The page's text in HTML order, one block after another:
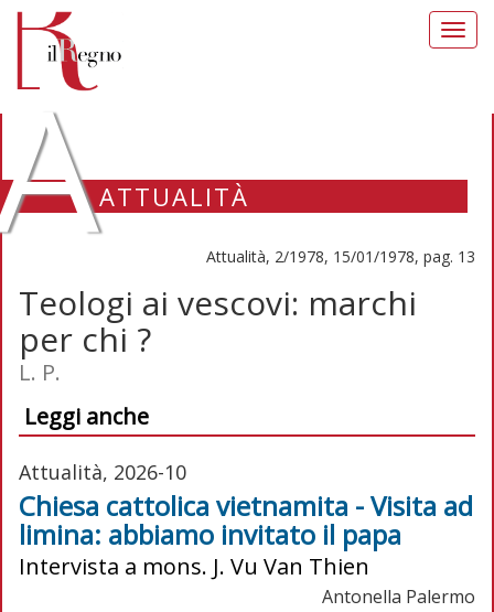
ATTUALITÀ
Attualità, 2/1978, 15/01/1978, pag. 13
Teologi ai vescovi: marchi
per chi ?
L. P.
Leggi anche
Attualità, 2026-10
Chiesa cattolica vietnamita - Visita ad
limina: abbiamo invitato il papa
Intervista a mons. J. Vu Van Thien
Antonella Palermo